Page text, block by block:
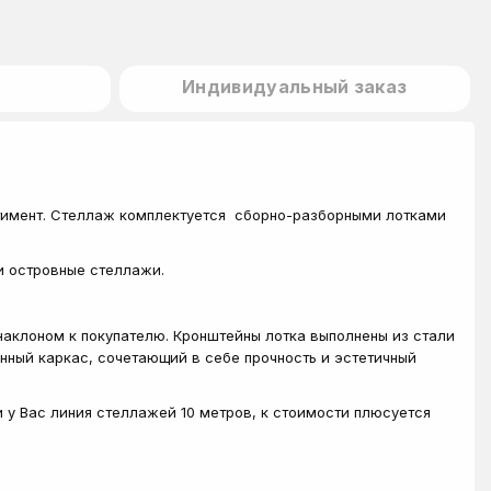
Индивидуальный заказ
Стеллаж комплектуется сборно-разборными лотками
островные стеллажи.
к покупателю. Кронштейны лотка выполнены из стали
каркас, сочетающий в себе прочность и эстетичный
Вас линия стеллажей 10 метров, к стоимости плюсуется